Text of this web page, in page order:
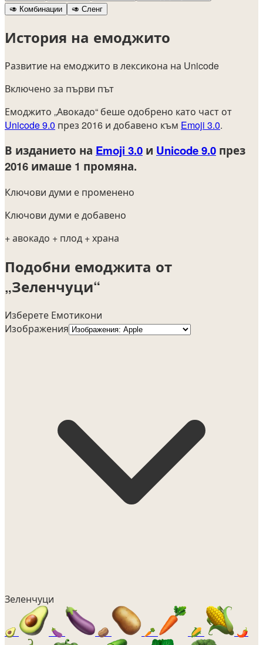
🥑 Комбинации 🥑 Сленг
История на емоджито
Развитие на емоджито в лексикона на Unicode
Включено за първи път
Емоджито „Авокадо“ беше одобрено като част от
Unicode 9.0 през 2016 и добавено към Emoji 3.0.
В изданието на Emoji 3.0 и Unicode 9.0 през
2016 имаше 1 промяна.
Ключови думи е променено
Ключови думи е добавено
+ авокадо + плод + храна
Подобни емоджита от
„Зеленчуци“
Изберете Емотикони
Изображения
Зеленчуци
🥑 🍆 🥔 🥕 🌽 🌶️